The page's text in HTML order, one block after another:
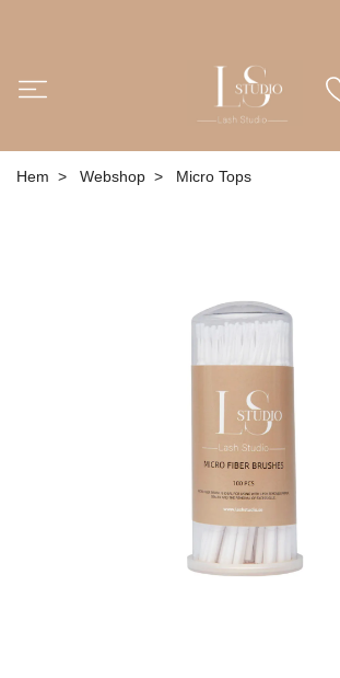
Hem Webshop Micro Tops